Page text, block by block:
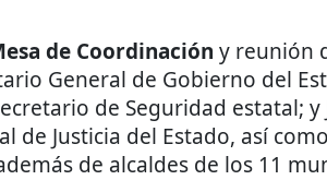
de Coordinación y reunión
General de Gobierno del
de Seguridad estatal; y
de Justicia del Estado, así
de alcaldes de los 11